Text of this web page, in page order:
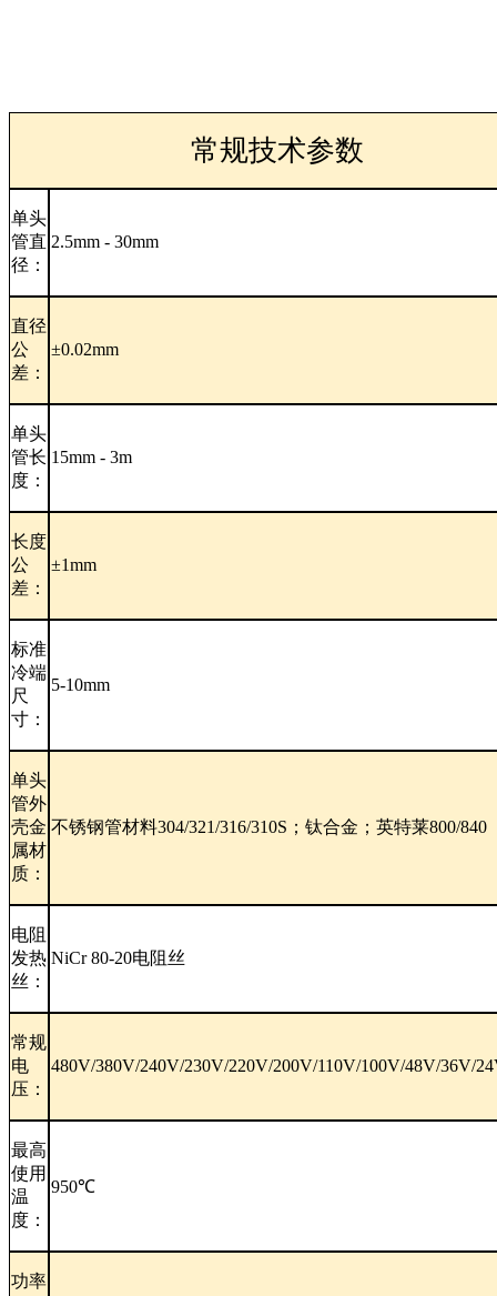
常规技术参数
单头
管直
径：
2.5mm - 30mm
直径
公
差：
±0.02mm
单头
管长
度：
15mm - 3m
长度
公
差：
±1mm
标准
冷端
尺
寸：
5-10mm
单头
管外
壳金
属材
质：
不锈钢管材料304/321/316/310S；钛合金；英特莱800/840
电阻
发热
丝：
NiCr 80-20电阻丝
常规
电
压：
480V/380V/240V/230V/220V/200V/110V/100V/48V/36V/
最高
使用
温
度：
950℃
功率